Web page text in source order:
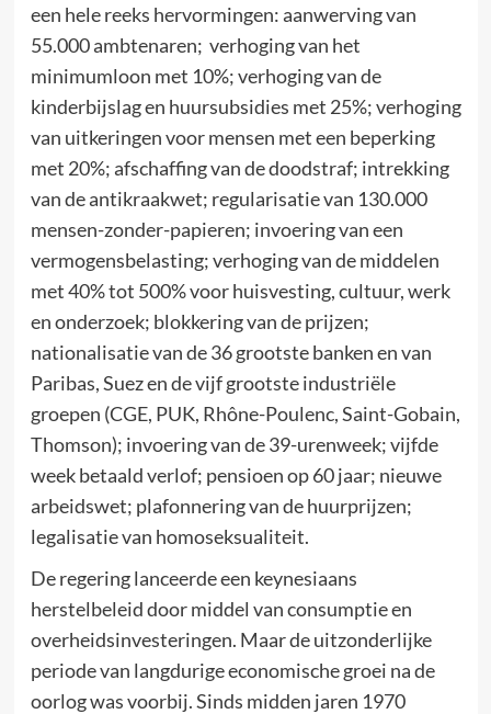
een hele reeks hervormingen: aanwerving van
55.000 ambtenaren; verhoging van het
minimumloon met 10%; verhoging van de
kinderbijslag en huursubsidies met 25%; verhoging
van uitkeringen voor mensen met een beperking
met 20%; afschaffing van de doodstraf; intrekking
van de antikraakwet; regularisatie van 130.000
mensen-zonder-papieren; invoering van een
vermogensbelasting; verhoging van de middelen
met 40% tot 500% voor huisvesting, cultuur, werk
en onderzoek; blokkering van de prijzen;
nationalisatie van de 36 grootste banken en van
Paribas, Suez en de vijf grootste industriële
groepen (CGE, PUK, Rhône-Poulenc, Saint-Gobain,
Thomson); invoering van de 39-urenweek; vijfde
week betaald verlof; pensioen op 60 jaar; nieuwe
arbeidswet; plafonnering van de huurprijzen;
legalisatie van homoseksualiteit.
De regering lanceerde een keynesiaans
herstelbeleid door middel van consumptie en
overheidsinvesteringen. Maar de uitzonderlijke
periode van langdurige economische groei na de
oorlog was voorbij. Sinds midden jaren 1970